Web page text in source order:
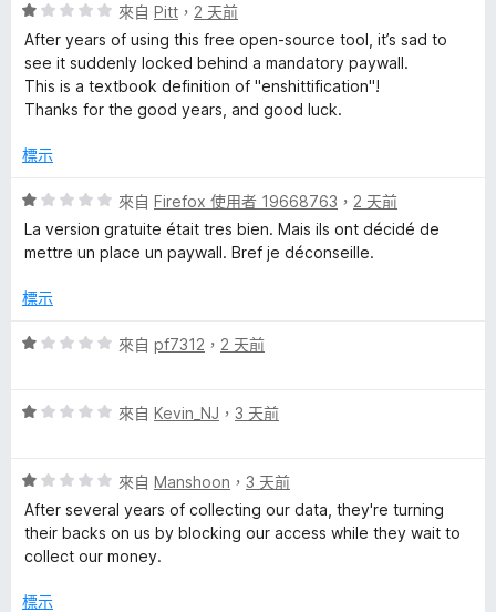
L
a
g
u
g
e
T
o
o
分
，
滿
分
5
評
價
1
分
，
分
分
來自 Pitt ， 2 天前
After years of using this free open-source tool, it’s sad to
see it suddenly locked behind a mandatory paywall.
This is a textbook definition of "enshittification"!
Thanks for the good years, and good luck.
標示
評
價
1
，
分
來自 Firefox 使用者 19668763 ， 2 天前
La version gratuite était tres bien. Mais ils ont décidé de
mettre un place un paywall. Bref je déconseille.
標示
評
分
分
5
分
來自 pf7312 ， 2 天前
評
分
，
滿
分
分
來自 Kevin_NJ ， 3 天前
評
價
1
分
滿
來自 Manshoon ， 3 天前
After several years of collecting our data, they're turning
their backs on us by blocking our access while they wait to
collect our money.
標示